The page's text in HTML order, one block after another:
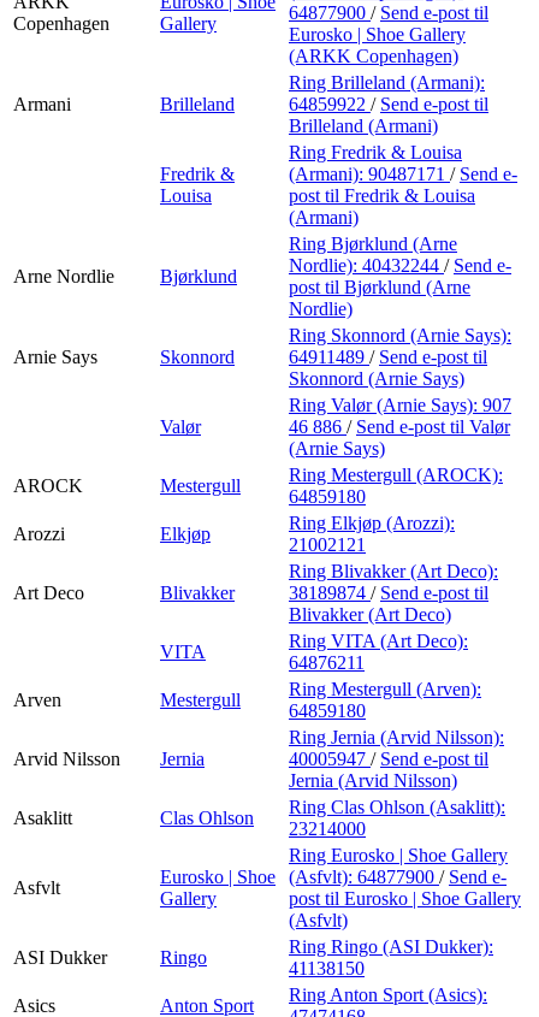
Copenhagen
Gallery
64877900 / Send e-post til
Eurosko | Shoe Gallery
(ARKK Copenhagen)
Armani Brilleland
Ring Brilleland (Armani):
64859922 / Send e-post til
Brilleland (Armani)
Fredrik &
Louisa
Ring Fredrik & Louisa
(Armani): 90487171 / Send e-
post til Fredrik & Louisa
(Armani)
Arne Nordlie Bjørklund
Ring Bjørklund (Arne
Nordlie): 40432244 / Send e-
post til Bjørklund (Arne
Nordlie)
Arnie Says Skonnord
Ring Skonnord (Arnie Says):
64911489 / Send e-post til
Skonnord (Arnie Says)
Valør
Ring Valør (Arnie Says): 907
46 886 / Send e-post til Valør
(Arnie Says)
AROCK
Mestergull
Ring Mestergull (AROCK):
64859180
Arozzi
Elkjøp
Ring Elkjøp (Arozzi):
21002121
Art Deco Blivakker
Ring Blivakker (Art Deco):
38189874 / Send e-post til
Blivakker (Art Deco)
VITA
Ring VITA (Art Deco):
64876211
Arven
Mestergull
Ring Mestergull (Arven):
64859180
Arvid Nilsson Jernia
Ring Jernia (Arvid Nilsson):
40005947 / Send e-post til
Jernia (Arvid Nilsson)
Asaklitt
Clas Ohlson
Ring Clas Ohlson (Asaklitt):
23214000
Asfvlt
Eurosko | Shoe
Gallery
Ring Eurosko | Shoe Gallery
(Asfvlt): 64877900 / Send e-
post til Eurosko | Shoe Gallery
(Asfvlt)
ASI Dukker
Ringo
Ring Ringo (ASI Dukker):
41138150
Asics
Anton Sport
Ring Anton Sport (Asics):